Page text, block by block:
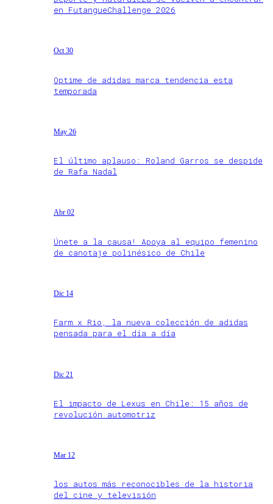
en FutangueChallenge 2026
Oct 30
Optime de adidas marca tendencia esta
temporada
May 26
El último aplauso: Roland Garros se despide
de Rafa Nadal
Abr 02
Únete a la causa! Apoya al equipo femenino
de canotaje polinésico de Chile
Dic 14
Farm x Rio, la nueva colección de adidas
pensada para el día a día
Dic 21
El impacto de Lexus en Chile: 15 años de
revolución automotriz
Mar 12
los autos más reconocibles de la historia
del cine y televisión